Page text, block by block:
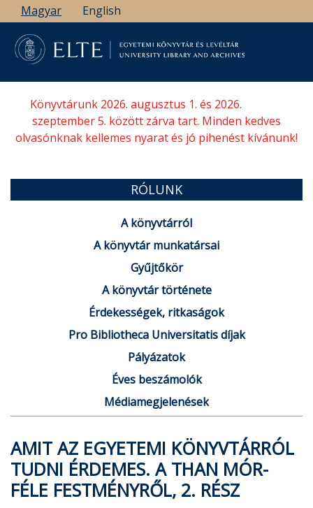
Ugrás
a
tartalomra
Magyar English
Könyvtárunk 2026. augusztus 1. és 2026.
szeptember 5. között zárva tart. Minden kedves
olvasónknak kellemes nyarat és jó pihenést kívánunk!
RÓLUNK
A könyvtárról
A könyvtár munkatársai
Gyűjtőkör
A könyvtár története
Érdekességek, ritkaságok
Pro Bibliotheca Universitatis díjak
Pályázatok
Éves beszámolók
Médiamegjelenések
AMIT AZ EGYETEMI KÖNYVTÁRRÓL
TUDNI ÉRDEMES. A THAN MÓR-
FÉLE FESTMÉNYRŐL, 2. RÉSZ